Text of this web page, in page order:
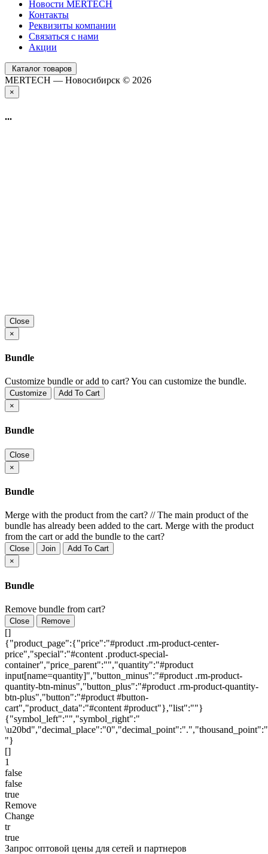
Новости MERTECH
Контакты
Реквизиты компании
Связаться с нами
Акции
Каталог товаров
MERTECH — Новосибирск © 2026
×
...
Close
×
Bundle
Customize bundle or add to cart?You can customize the bundle.
Customize
Add To Cart
×
Bundle
Close
×
Bundle
Merge with the product from the cart? //The main product of the
bundle has already been added to the cart. Merge with the product
from the cart or add the bundle to the cart?
Close Join
Add To Cart
×
Bundle
Remove bundle from cart?
Close Remove
[]
{"product_page":{"price":"#product .rm-product-center-
price","special":"#content .product-special-
container","price_parent":"","quantity":"#product
input[name=quantity]","button_minus":"#product .rm-product-
quantity-btn-minus","button_plus":"#product .rm-product-quantity-
btn-plus","button":"#product #button-
cart","product_data":"#content #product"},"list":""}
{"symbol_left":"","symbol_right":"
\u20bd","decimal_place":"0","decimal_point":".","thousand_point":"
"}
[]
1
false
false
true
Remove
Change
tr
true
Запрос оптовой цены для сетей и партнеров